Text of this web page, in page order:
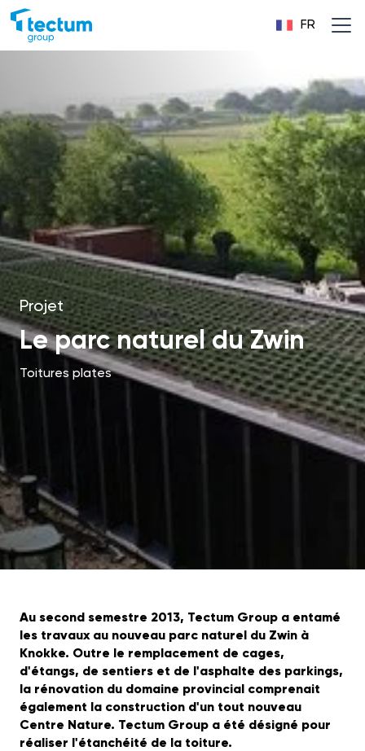
FR
Projet
Le parc naturel du Zwin
Toitures plates
Au second semestre 2013, Tectum Group a entamé
les travaux au nouveau parc naturel du Zwin à
Knokke. Outre le remplacement de cages,
d'étangs, de sentiers et de l'asphalte des parkings,
la rénovation du domaine provincial comprenait
également la construction d'un tout nouveau
Centre Nature. Tectum Group a été désigné pour
réaliser l'étanchéité de la toiture.